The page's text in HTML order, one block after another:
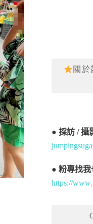
關於
●採訪 / 攝
●粉專找我
https://